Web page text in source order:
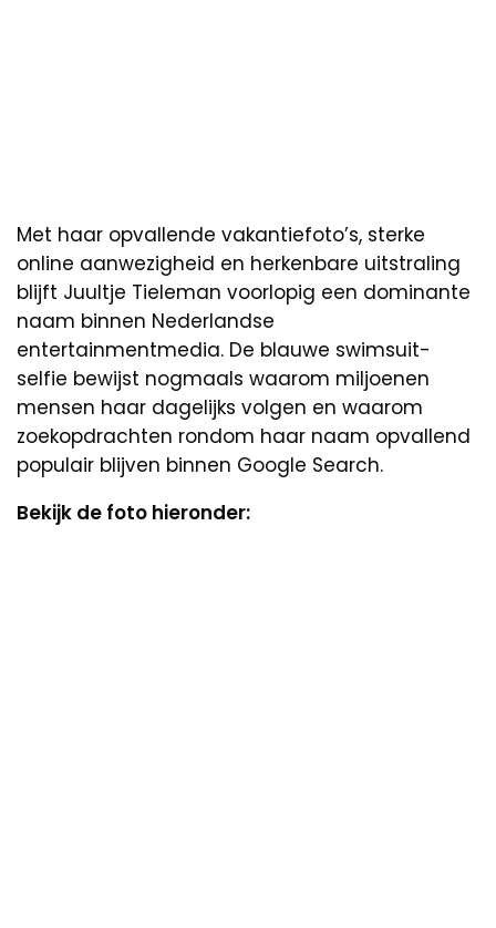
Met haar opvallende vakantiefoto’s, sterke
online aanwezigheid en herkenbare uitstraling
blijft Juultje Tieleman voorlopig een dominante
naam binnen Nederlandse
entertainmentmedia. De blauwe swimsuit-
selfie bewijst nogmaals waarom miljoenen
mensen haar dagelijks volgen en waarom
zoekopdrachten rondom haar naam opvallend
populair blijven binnen Google Search.
Bekijk de foto hieronder: